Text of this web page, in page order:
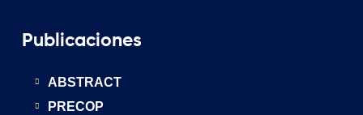
Publicaciones
ABSTRACT
PRECOP